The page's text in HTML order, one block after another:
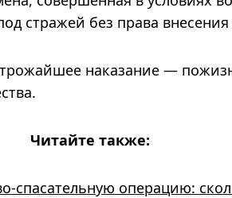
стражей без права внесения
наказание —
Читайте также:
спасательную операцию: